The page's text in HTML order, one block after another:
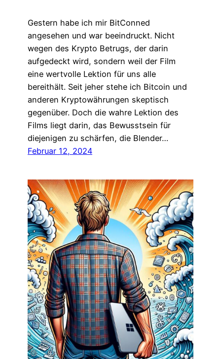
Gestern habe ich mir BitConned
angesehen und war beeindruckt. Nicht
wegen des Krypto Betrugs, der darin
aufgedeckt wird, sondern weil der Film
eine wertvolle Lektion für uns alle
bereithält. Seit jeher stehe ich Bitcoin und
anderen Kryptowährungen skeptisch
gegenüber. Doch die wahre Lektion des
Films liegt darin, das Bewusstsein für
diejenigen zu schärfen, die Blender…
Februar 12, 2024